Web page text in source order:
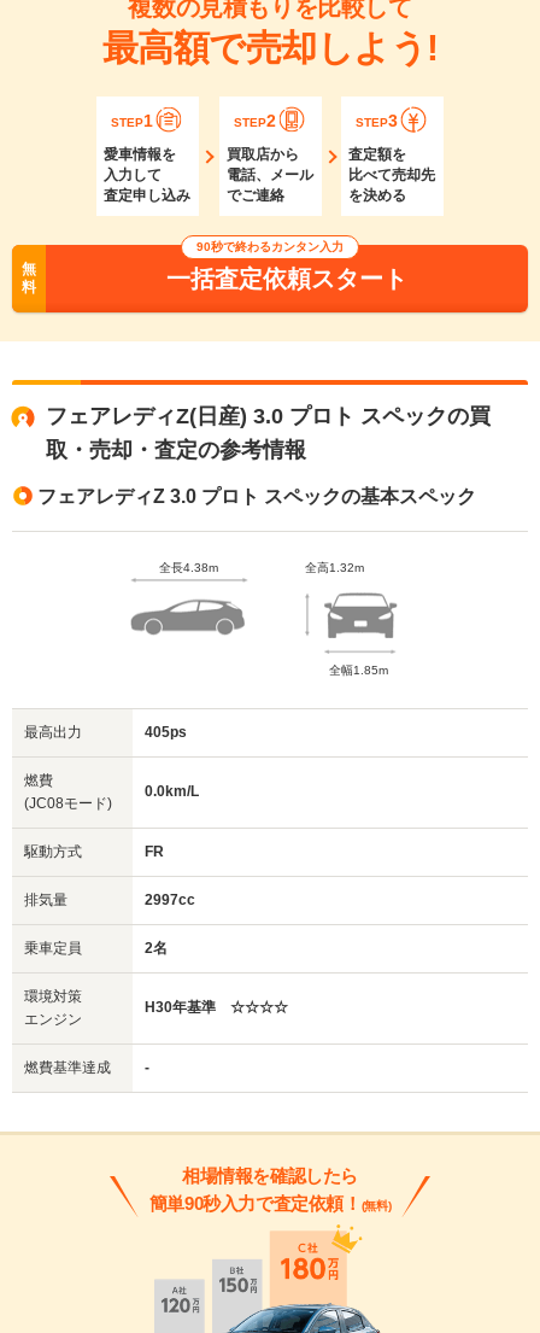
複数の見積もりを比較して
最高額で売却しよう!
STEP1
愛車情報を
入力して
査定申し込み
STEP2
買取店から
電話、メール
でご連絡
STEP3
査定額を
比べて売却先
を決める
無
料
90秒で終わるカンタン入力
一括査定依頼スタート
フェアレディZ(日産) 3.0 プロト スペックの買
取・売却・査定の参考情報
フェアレディZ 3.0 プロト スペックの基本スペック
全長4.38m 全高1.32m
全幅1.85m
最高出力 405ps
燃費
(JC08モード)
0.0km/L
駆動方式 FR
排気量 2997cc
乗車定員 2名
環境対策
エンジン
H30年基準 ☆☆☆☆
燃費基準達成 -
相場情報を確認したら
簡単90秒入力で査定依頼！ (無料)